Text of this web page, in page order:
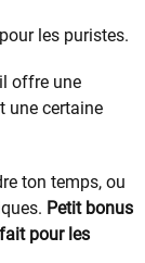
les puristes.
offre une
une certaine
ton temps, ou
Petit bonus
pour les